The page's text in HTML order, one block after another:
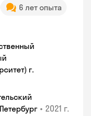
6 лет опыта
г.
• 2021 г.